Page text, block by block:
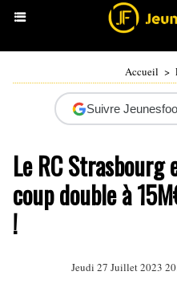
Accueil >
Suivre
Le RC Strasbourg
coup double à
!
Jeudi 27 Juillet 2023